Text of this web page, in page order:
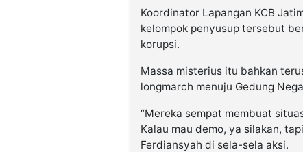
Koordinator Lapangan KCB
kelompok penyusup tersebut
korupsi.
Massa misterius itu bahkan
longmarch menuju Gedung
“Mereka sempat membuat
Kalau mau demo, ya silakan,
Ferdiansyah di sela-sela aksi.